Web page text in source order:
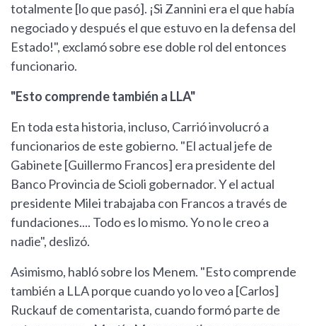
totalmente [lo que pasó]. ¡Si Zannini era el que había
negociado y después el que estuvo en la defensa del
Estado!", exclamó sobre ese doble rol del entonces
funcionario.
"Esto comprende también a LLA"
En toda esta historia, incluso, Carrió involucró a
funcionarios de este gobierno. "El actual jefe de
Gabinete [Guillermo Francos] era presidente del
Banco Provincia de Scioli gobernador. Y el actual
presidente Milei trabajaba con Francos a través de
fundaciones.... Todo es lo mismo. Yo no le creo a
nadie", deslizó.
Asimismo, habló sobre los Menem. "Esto comprende
también a LLA porque cuando yo lo veo a [Carlos]
Ruckauf de comentarista, cuando formó parte de